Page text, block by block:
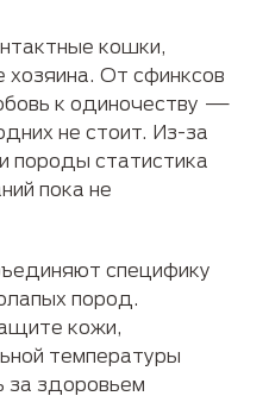
кошки,
хозяина. От сфинксов
к одиночеству —
не стоит. Из-за
породы статистика
пока не
специфику
пород.
кожи,
температуры
за здоровьем